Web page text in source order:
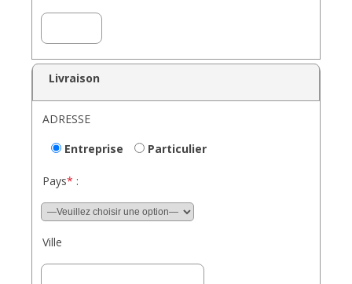
Livraison
ADRESSE
Entreprise
Particulier
Pays* :
Ville